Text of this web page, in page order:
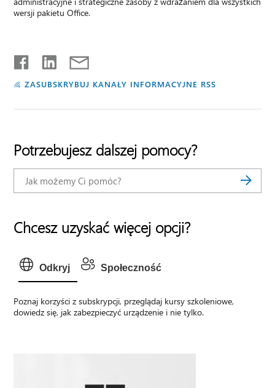
wersji pakietu Office.
ZASUBSKRYBUJ KANAŁY INFORMACYJNE RSS
Potrzebujesz dalszej pomocy?
Chcesz uzyskać więcej opcji?
Odkryj Społeczność
Poznaj korzyści z subskrypcji, przeglądaj kursy szkoleniowe,
dowiedz się, jak zabezpieczyć urządzenie i nie tylko.